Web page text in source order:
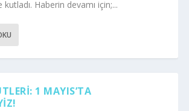
Haberin devamı için;...
1 MAYIS’TA